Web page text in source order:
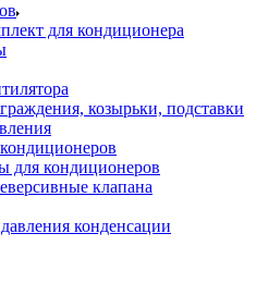
для кондиционера
козырьки, подставки
для кондиционеров
клапана
конденсации